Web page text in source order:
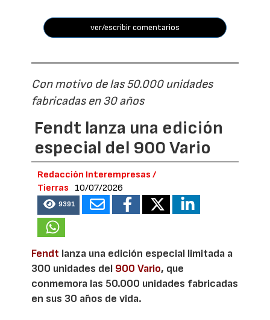
ver/escribir comentarios
Con motivo de las 50.000 unidades
fabricadas en 30 años
Fendt lanza una edición
especial del 900 Vario
Redacción Interempresas /
Tierras
10/07/2026
9391
Fendt lanza una edición especial limitada a
300 unidades del 900 Vario, que
conmemora las 50.000 unidades fabricadas
en sus 30 años de vida.